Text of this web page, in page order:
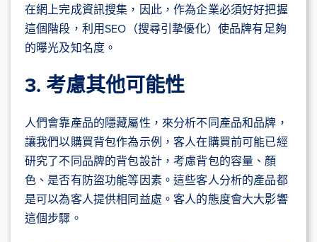
在網上完成資訊搜集，因此，作為企業必須好好把握
這個階段，利用SEO（搜尋引摯優化）使品牌有足夠
的曝光及知名度。
3. 考慮其他可能性
人們會靠產品的隱藏屬性，來分析不同產品和品牌，
讓我們以購買背包作為示例，客人在購買前可能已經
研究了不同品牌的背包設計，考慮背包的容量、顏
色、是否有防盜功能等因素。這些客人分析的產品都
是可以為客人提供相同益處。客人的態度會大大影響
這個步驟。